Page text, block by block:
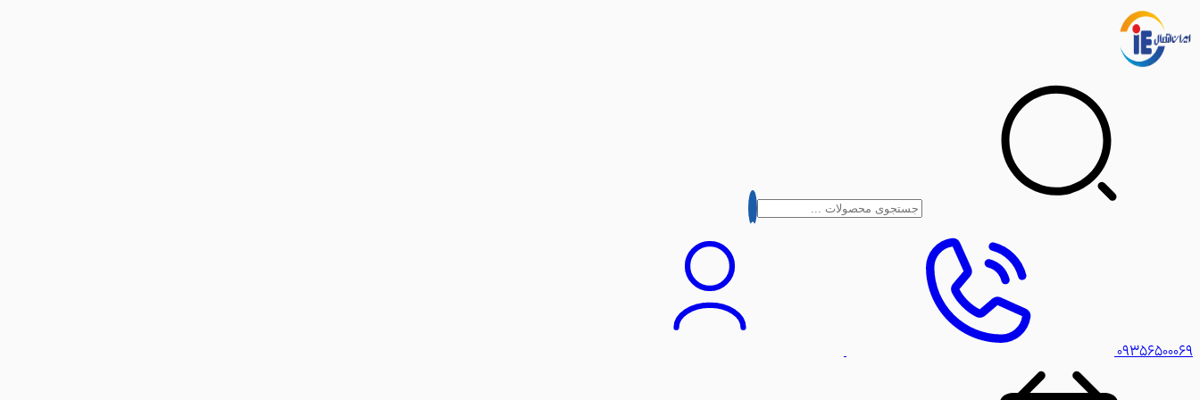
۰۹۳۵۶۵۰۰۰۶۹